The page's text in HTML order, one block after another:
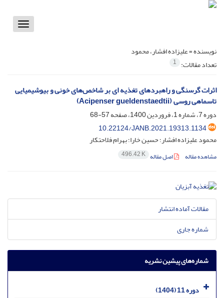
Toggle
نویسنده =علیزاده افشار، محمود
تعداد مقالات: 1
اثرات گرسنگی و راهبرد‌های تغذیه ای بر شاخص‌های خونی و بیوشیمیایی
تاسماهی روسی (Acipenser gueldenstaedtii)
دوره 7، شماره 1، فروردین 1400، صفحه
57-68
10.22124/JANB.2021.19313.1134
محمود علیزاده افشار؛ حسین خارا؛ بهرام فلاحتکار
مشاهده مقاله اصل مقاله 496.42 K
مقالات آماده انتشار
شماره جاری
شماره‌های پیشین نشریه
دوره 11 (1404)